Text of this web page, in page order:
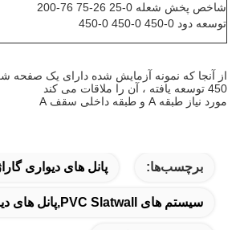
شاخص پخش شعله 0-25 26-75 76-200
توسعه دود 0-450 0-450 0-450
450 توسعه یافته ، آن را ملاقات می کند
مورد نیاز طبقه A و طبقه داخلی سقف A
برچسب‌ها: پانل های دیواری گاراژ
سیستم های PVC Slatwall,پانل های دیواره چوبی